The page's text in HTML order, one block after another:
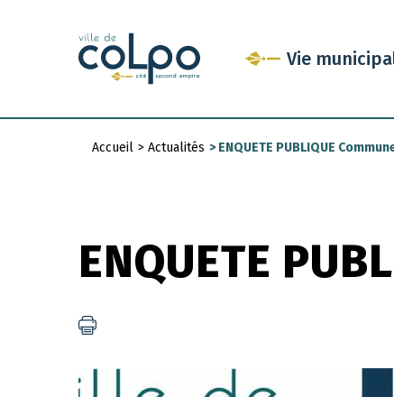
Vie
Accueil > Actualités > ENQUETE PUBLIQUE
ENQUETE